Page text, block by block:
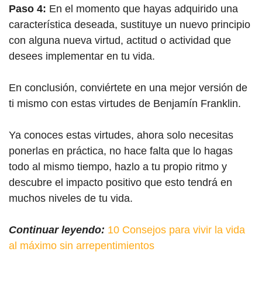
Paso 4: En el momento que hayas adquirido una
característica deseada, sustituye un nuevo principio
con alguna nueva virtud, actitud o actividad que
desees implementar en tu vida.
En conclusión, conviértete en una mejor versión de
ti mismo con estas virtudes de Benjamín Franklin.
Ya conoces estas virtudes, ahora solo necesitas
ponerlas en práctica, no hace falta que lo hagas
todo al mismo tiempo, hazlo a tu propio ritmo y
descubre el impacto positivo que esto tendrá en
muchos niveles de tu vida.
Continuar leyendo: 10 Consejos para vivir la vida
al máximo sin arrepentimientos